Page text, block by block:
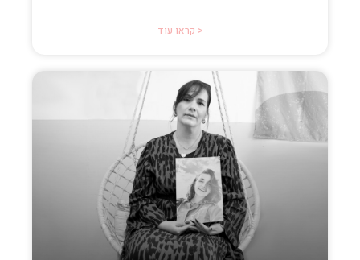
קראו עוד >